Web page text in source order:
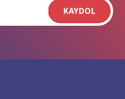
KAYDOL